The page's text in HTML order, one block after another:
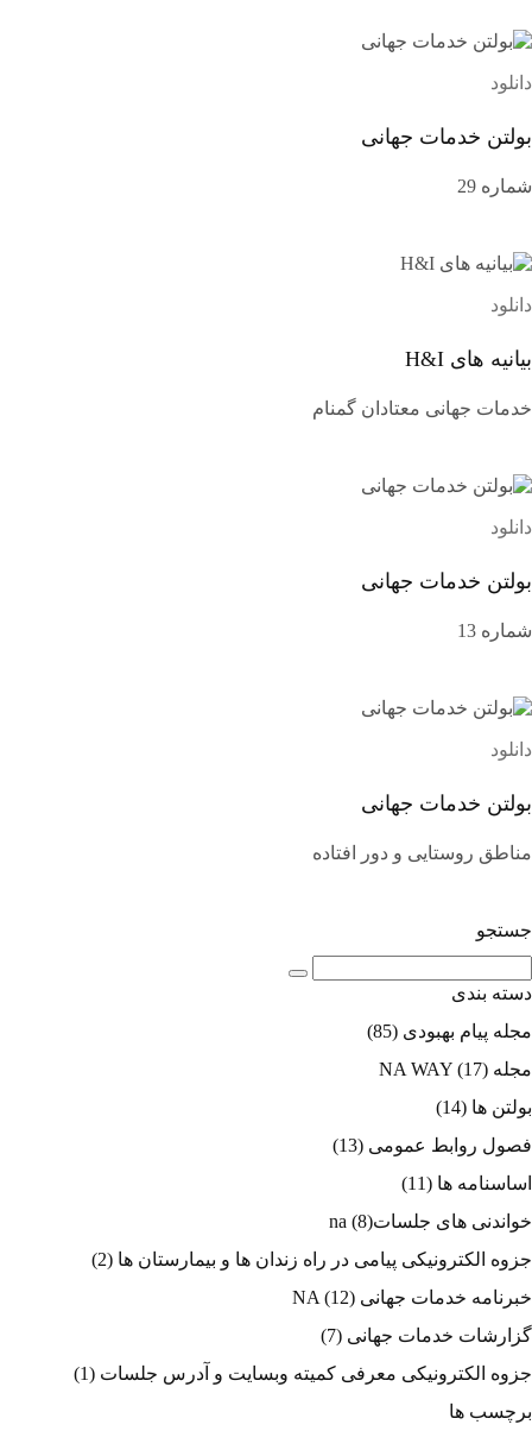
دانلود
بولتن خدمات جهانی
شماره 29
دانلود
بیانیه های H&I
خدمات جهانی معتادان گمنام
دانلود
بولتن خدمات جهانی
شماره 13
دانلود
بولتن خدمات جهانی
مناطق روستایی و دور افتاده
جستجو
دسته بندی
مجله پیام بهبودی (85)
مجله NA WAY (17)
بولتن ها (14)
فصول روابط عمومی (13)
اساسنامه ها (11)
خواندنی های جلساتna(8)
جزوه الکترونیکی پیامی در راه زندان ها و بیمارستان ها (2)
خبرنامه خدمات جهانی NA (12)
گزارشات خدمات جهانی (7)
جزوه الکترونیکی معرفی کمیته وبسایت و آدرس جلسات (1)
برچسب ها